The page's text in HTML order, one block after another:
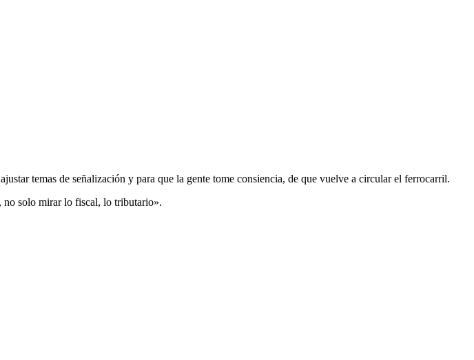
temas de señalización y para que la gente tome consiencia, de que vuelve a circular el ferrocarril.
no solo mirar lo fiscal, lo tributario».